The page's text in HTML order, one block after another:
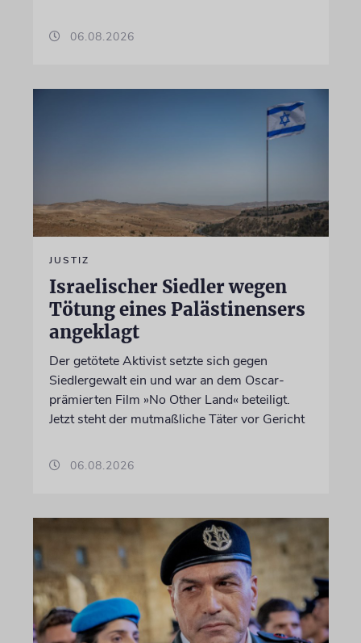
06.08.2026
JUSTIZ
Israelischer Siedler wegen
Tötung eines Palästinensers
angeklagt
Der getötete Aktivist setzte sich gegen
Siedlergewalt ein und war an dem Oscar-
prämierten Film »No Other Land« beteiligt.
Jetzt steht der mutmaßliche Täter vor Gericht
06.08.2026